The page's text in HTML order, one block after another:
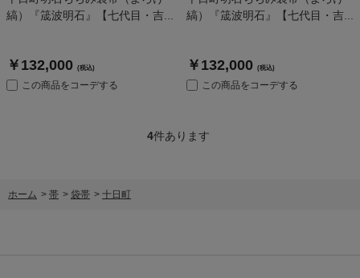
縞）『筬波明石』【七代目・吉...
￥132,000 (税込)
この商品をコーデする
縞）『筬波明石』【七代目・吉...
￥132,000 (税込)
この商品をコーデする
4件あります
ホーム > 帯 > 袋帯 > 十日町